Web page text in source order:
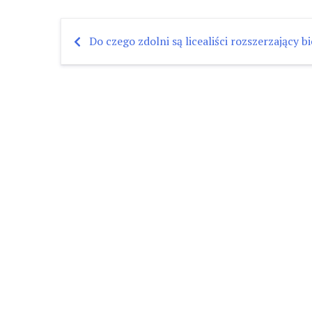
Nawigacja
Do czego zdolni są licealiści rozszerzający